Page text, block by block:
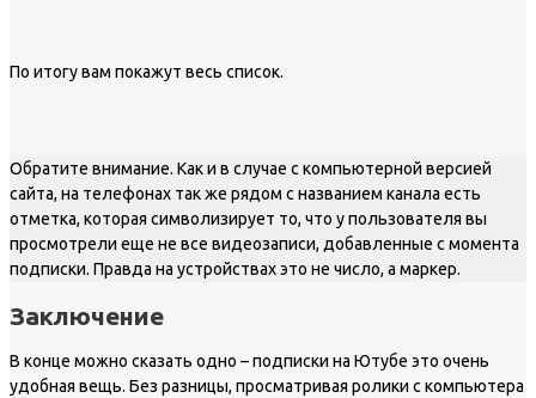
По итогу вам покажут весь список.
Обратите внимание. Как и в случае с компьютерной версией
сайта, на телефонах так же рядом с названием канала есть
отметка, которая символизирует то, что у пользователя вы
просмотрели еще не все видеозаписи, добавленные с момента
подписки. Правда на устройствах это не число, а маркер.
Заключение
В конце можно сказать одно – подписки на Ютубе это очень
удобная вещь. Без разницы, просматривая ролики с компьютера